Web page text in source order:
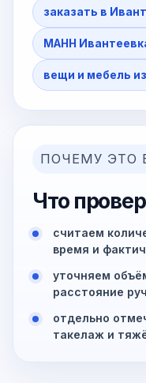
заказать в
МАНН
вещи и мебель
ПОЧЕМУ ЭТО
Что
считаем
время и
уточняем
расстояние
отдельно
такелаж и